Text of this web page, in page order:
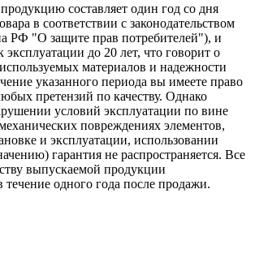
составляет один год со дня
в соответствии с законодательством
РФ "О защите прав потребителей"), и
эксплуатации до 20 лет, что говорит о
материалов и надежности
указанного периода вы имеете право
претензий по качеству. Однако
условий эксплуатации по вине
повреждениях элементов,
и эксплуатации, использовании
гарантия не распространяется. Все
выпускаемой продукции
течение одного года после продажи.